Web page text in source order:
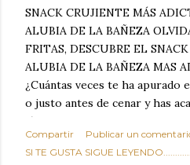
SNACK CRUJIENTE MÁS
ALUBIA DE LA BAÑEZA
FRITAS, DESCUBRE EL
ALUBIA DE LA BAÑEZA MAS
¿Cuántas veces te ha apurado
o justo antes de cenar y has
típicas patatas de bolsa, frutos
ultraprocesados llenos de
Todos hemos estado ahí. Sin
Compartir
Publicar un
SI TE GUSTA SIGUE LEYENDO............